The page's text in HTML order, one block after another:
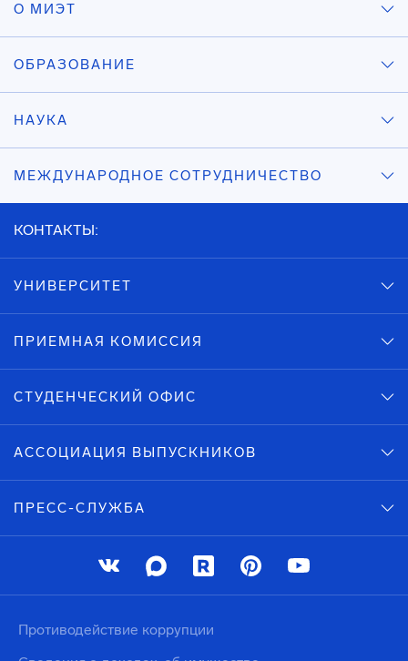
О МИЭТ
ОБРАЗОВАНИЕ
НАУКА
МЕЖДУНАРОДНОЕ СОТРУДНИЧЕСТВО
КОНТАКТЫ:
УНИВЕРСИТЕТ
ПРИЕМНАЯ КОМИССИЯ
СТУДЕНЧЕСКИЙ ОФИС
АССОЦИАЦИЯ ВЫПУСКНИКОВ
ПРЕСС-СЛУЖБА
Противодействие коррупции